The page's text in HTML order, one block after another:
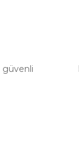
güvenli